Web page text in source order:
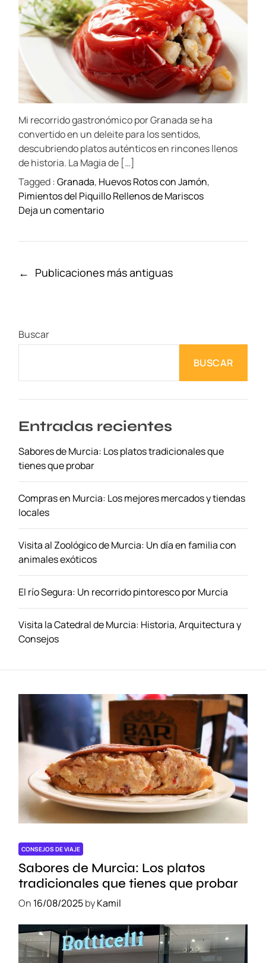
n
e
l
C
i
e
l
o
h
e
d
i
v
i
d
o
u
t
é
n
t
i
c
a
c
o
c
i
a
v
a
c
e
b
u
t
h
o
r
a
t
e
t
i
m
a
t
e
d
r
a
d
i
m
e
Mi recorrido gastronómico por Granada se ha
convertido en un deleite para los sentidos,
descubriendo platos auténticos en rincones llenos
de historia. La Magia de […]
Tagged :Granada, Huevos Rotos con Jamón,
Pimientos del Piquillo Rellenos de Mariscos
Deja un comentarioo
G
n
b
e
L
c
a
y
m
b
i
e
n
m
d
o
N
g
a
ó
n
e
e
n
t
r
a
d
a
s
← Publicaciones más antiguas
Buscar
BUSCAR
Entradas recientes
Sabores de Murcia: Los platos tradicionales que
tienes que probar
Compras en Murcia: Los mejores mercados y tiendas
locales
Visita al Zoológico de Murcia: Un día en familia con
animales exóticos
El río Segura: Un recorrido pintoresco por Murcia
Visita la Catedral de Murcia: Historia, Arquitectura y
Consejos
CONSEJOS DE VIAJE
Sabores de Murcia: Los platos
tradicionales que tienes que probar
On 16/08/2025byKamil